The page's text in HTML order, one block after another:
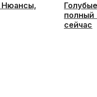
Нюансы,
полный
сейчас